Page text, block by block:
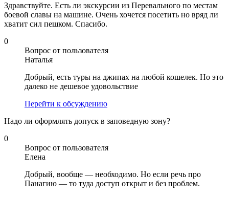
Здравствуйте. Есть ли экскурсии из Перевального по местам
боевой славы на машине. Очень хочется посетить но вряд ли
хватит сил пешком. Спасибо.
0
Вопрос от пользователя
Наталья
Добрый, есть туры на джипах на любой кошелек. Но это
далеко не дешевое удовольствие
Перейти к обсуждению
Надо ли оформлять допуск в заповедную зону?
0
Вопрос от пользователя
Елена
Добрый, вообще — необходимо. Но если речь про
Панагию — то туда доступ открыт и без проблем.